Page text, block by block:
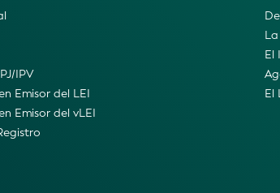
IPV
Emisor del LEI
Emisor del vLEI
El
El